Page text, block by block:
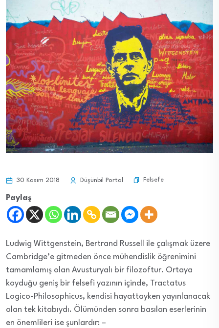
30 Kasım 2018 Düşünbil Portal Felsefe
Paylaş
Ludwig Wittgenstein, Bertrand Russell ile çalışmak üzere
Cambridge’e gitmeden önce mühendislik öğrenimini
tamamlamış olan Avusturyalı bir filozoftur. Ortaya
koyduğu geniş bir felsefi yazının içinde, Tractatus
Logico-Philosophicus, kendisi hayattayken yayınlanacak
olan tek kitabıydı. Ölümünden sonra basılan eserlerinin
en önemlileri ise şunlardır: –